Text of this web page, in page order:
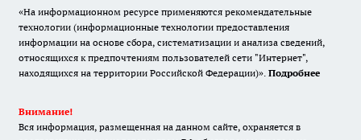
«На информационном ресурсе применяются рекомендательные
технологии (информационные технологии предоставления
информации на основе сбора, систематизации и анализа сведений,
относящихся к предпочтениям пользователей сети "Интернет",
находящихся на территории Российской Федерации)». Подробнее
Внимание!
Вся информация, размещенная на данном сайте, охраняется в